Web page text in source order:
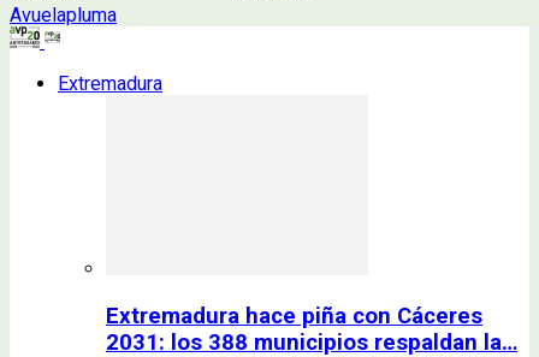
Avuelapluma
Extremadura
Extremadura hace piña con Cáceres
2031: los 388 municipios respaldan la…